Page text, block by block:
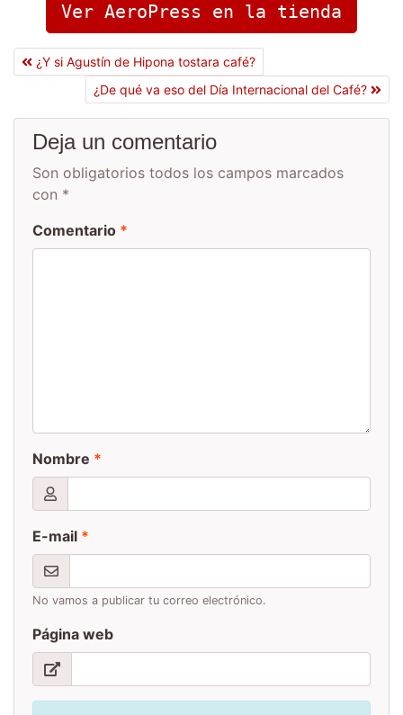
Ver AeroPress en la tienda
¿Y si Agustín de Hipona tostara café?
¿De qué va eso del Día Internacional del Café?
Deja un comentario
Son obligatorios todos los campos marcados
con *
Comentario *
Nombre *
E-mail *
No vamos a publicar tu correo electrónico.
Página web